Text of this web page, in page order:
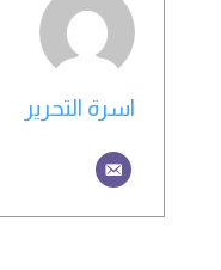
اسرة التحرير